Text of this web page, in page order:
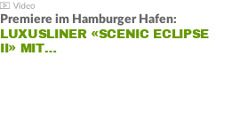
Premiere im Hamburger Hafen:
LUXUSLINER «SCENIC ECLIPSE
II» MIT…